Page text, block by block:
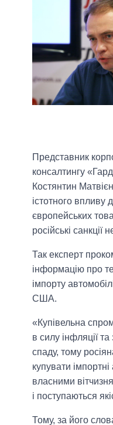
Представник
консалтингу
Костянтин
істотного впливу
європейських
російські санкції
Так експерт
інформацію про
імпорту
США.
«Купівельна
в силу інфляції
спаду, тому
купувати імпортні
власними
і поступаються
Тому, за його